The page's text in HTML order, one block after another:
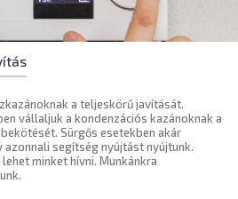
a teljeskörű javítását.
vállaljuk a kondenzációs kazánoknak a
Sürgős esetekben akár
azonnali segítség nyújtást nyújtunk.
minket hívni. Munkánkra